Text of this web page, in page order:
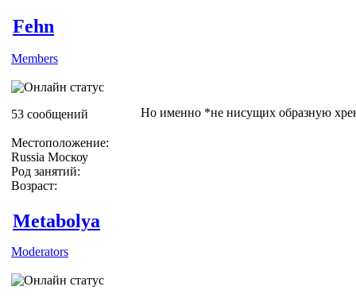
Fehn
Members
53 сообщений
Местоположение:
Russia Москоу
Род занятий:
Возраст:
Но именно *не нисущих образную
Metabolya
Moderators